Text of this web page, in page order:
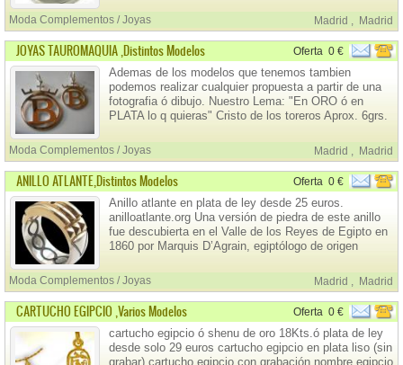
Moda Complementos / Joyas Madrid , Madrid
JOYAS TAUROMAQUIA ,distintos Modelos Oferta 0 €
Ademas de los modelos que tenemos tambien
podemos realizar cualquier propuesta a partir de una
fotografia ó dibujo. Nuestro Lema: "En ORO ó en
PLATA lo q quieras" Cristo de los toreros Aprox. 6grs.
toreros Aprox. 8grs. EN ORO DE LEY 18 Kts.......
Moda Complementos / Joyas Madrid , Madrid
ANILLO ATLANTE,distintos Modelos Oferta 0 €
Anillo atlante en plata de ley desde 25 euros.
anilloatlante.org Una versión de piedra de este anillo
fue descubierta en el Valle de los Reyes de Egipto en
1860 por Marquis D’Agrain, egiptólogo de origen
Moda Complementos / Joyas Madrid , Madrid
CARTUCHO EGIPCIO ,varios Modelos Oferta 0 €
cartucho egipcio ó shenu de oro 18Kts.ó plata de ley
desde solo 29 euros cartucho egipcio en plata liso (sin
grabar) cartucho egipcio con grabación nombre egipcio